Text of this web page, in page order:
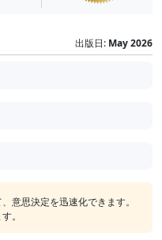
出版日: May 2026
意思決定を迅速化できます。
。